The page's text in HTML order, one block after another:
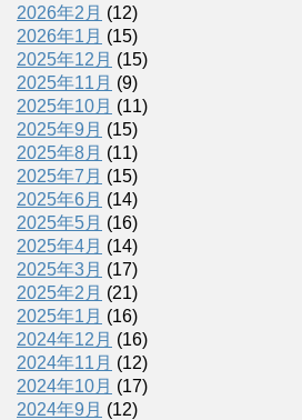
2026年2月 (12)
2026年1月 (15)
2025年12月 (15)
2025年11月 (9)
2025年10月 (11)
2025年9月 (15)
2025年8月 (11)
2025年7月 (15)
2025年6月 (14)
2025年5月 (16)
2025年4月 (14)
2025年3月 (17)
2025年2月 (21)
2025年1月 (16)
2024年12月 (16)
2024年11月 (12)
2024年10月 (17)
2024年9月 (12)